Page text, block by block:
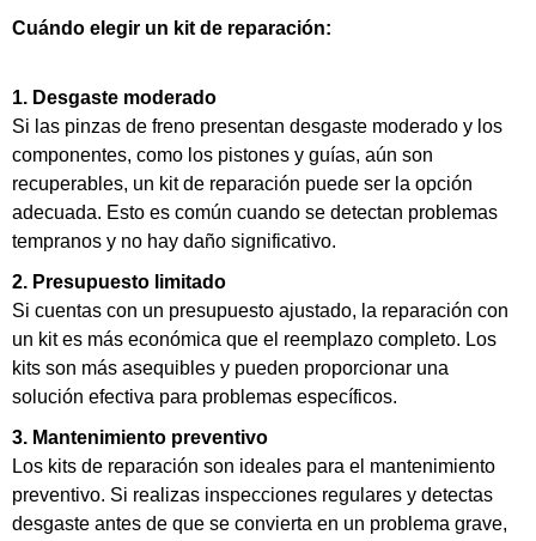
Cuándo elegir un kit de reparación:
1. Desgaste moderado
Si las pinzas de freno presentan desgaste moderado y los
componentes, como los pistones y guías, aún son
recuperables, un kit de reparación puede ser la opción
adecuada. Esto es común cuando se detectan problemas
tempranos y no hay daño significativo.
2. Presupuesto limitado
Si cuentas con un presupuesto ajustado, la reparación con
un kit es más económica que el reemplazo completo. Los
kits son más asequibles y pueden proporcionar una
solución efectiva para problemas específicos.
3. Mantenimiento preventivo
Los kits de reparación son ideales para el mantenimiento
preventivo. Si realizas inspecciones regulares y detectas
desgaste antes de que se convierta en un problema grave,